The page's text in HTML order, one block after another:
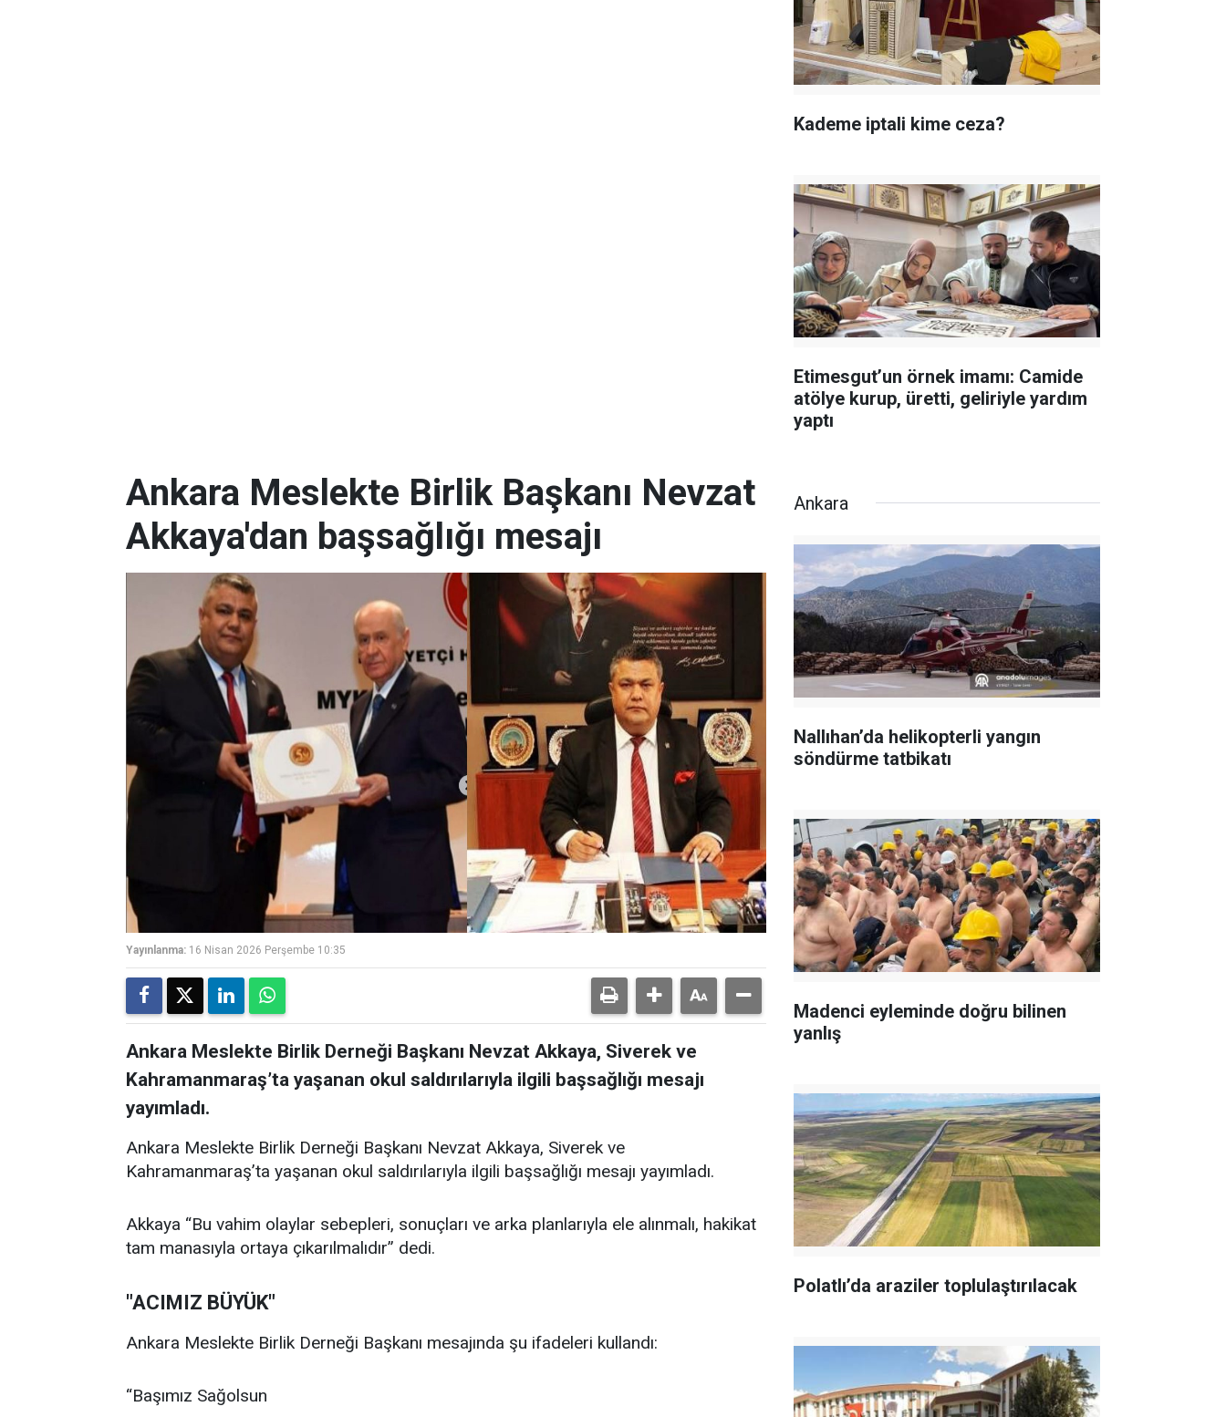
Kademe iptali kime ceza?
Etimesgut’un örnek imamı: Camide
atölye kurup, üretti, geliriyle yardım
yaptı
Ankara Meslekte Birlik Başkanı Nevzat
Akkaya'dan başsağlığı mesajı
Yayınlanma: 16 Nisan 2026 Perşembe 10:35
Ankara Meslekte Birlik Derneği Başkanı Nevzat Akkaya, Siverek ve
Kahramanmaraş’ta yaşanan okul saldırılarıyla ilgili başsağlığı mesajı
yayımladı.
Ankara Meslekte Birlik Derneği Başkanı Nevzat Akkaya, Siverek ve
Kahramanmaraş’ta yaşanan okul saldırılarıyla ilgili başsağlığı mesajı yayımladı.
Akkaya “Bu vahim olaylar sebepleri, sonuçları ve arka planlarıyla ele alınmalı, hakikat
tam manasıyla ortaya çıkarılmalıdır” dedi.
"ACIMIZ BÜYÜK"
Ankara Meslekte Birlik Derneği Başkanı mesajında şu ifadeleri kullandı:
“Başımız Sağolsun
Ankara
Nallıhan’da helikopterli yangın
söndürme tatbikatı
Madenci eyleminde doğru bilinen
yanlış
Polatlı’da araziler toplulaştırılacak